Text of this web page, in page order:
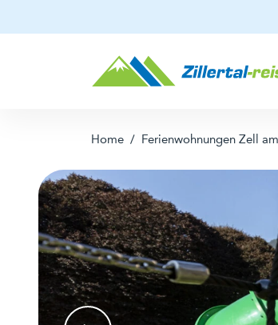
Home / Ferienwohnungen Zell